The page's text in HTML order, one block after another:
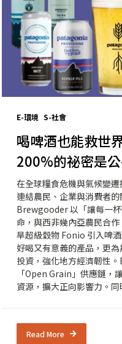
E-環境 S-社會
喝啤酒也能救世
200%的祕密是
耐旱穀物！
在全球糧食危機與氣候變
連結農民、企業與消費者
Brewgooder 以「讓每一
命，與西非幾內亞農民合
旱超級穀物 Fonio 引入啤
好喝又有意義的產品，更
投資，強化地方經濟韌性
「Open Grain」供應鏈，
資源，擴大正向影響力。
業，透過啤酒與食品上市
費市場。Kernza 能固土、
展現兼顧生態修復與經濟
Read More